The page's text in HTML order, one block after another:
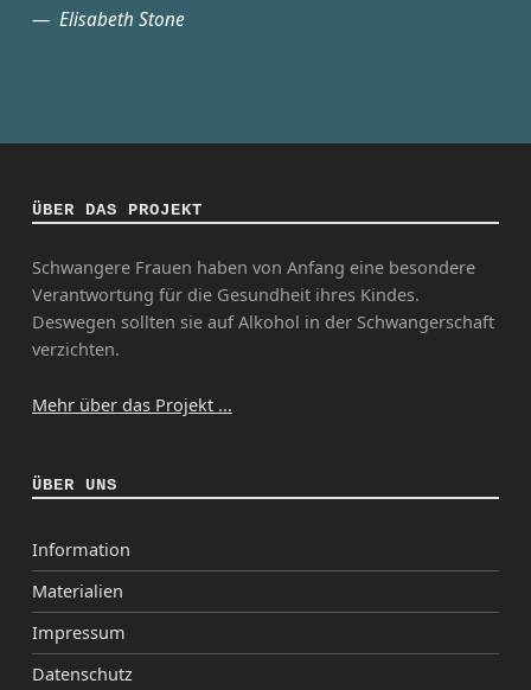
Elisabeth Stone
ÜBER DAS PROJEKT
Schwangere Frauen haben von Anfang eine besondere
Verantwortung für die Gesundheit ihres Kindes.
Deswegen sollten sie auf Alkohol in der Schwangerschaft
verzichten.
Mehr über das Projekt ...
ÜBER UNS
Information
Materialien
Impressum
Datenschutz